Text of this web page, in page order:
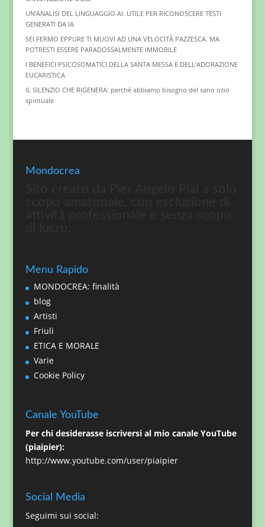
UN’ANALISI DEL LINGUAGGIO AI. UTILE PER RICONOSCERE TESTI
GENERATI DA IA
SEI FERMO EPPURE TI MUOVI AD UNA VELOCITÀ PAZZESCA. MA
POTRESTI ESSERE PARADOSSALMENTE IMMOBILE
I BENEFICI PSICOSOMATICI DELLA SANTA MESSA E DELL’ADORAZIONE
EUCARISTICA
IL SILENZIO CHE RIGENERA: perché abbiamo bisogno del sano ozio
spirituale
Mondocrea
Menu Rapido
MONDOCREA: finalità
blog
Artisti
Friuli
ETICA E MORALE
Varie
Cookie Policy
Canale YouTube
Per chi desiderasse iscriversi al mio canale YouTube
(piaipier):
http://www.youtube.com/user/piaipier
Social Media
Seguimi sui social: